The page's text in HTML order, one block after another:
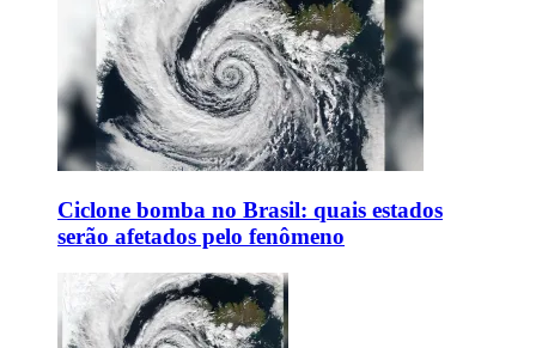
Ciclone bomba no Brasil: quais estados
serão afetados pelo fenômeno